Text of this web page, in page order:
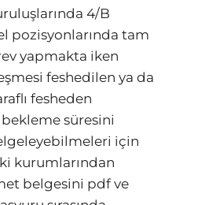
4/B
pozisyonlarında tam
yapmakta iken
feshedilen ya da
fesheden
bekleme süresini
için
kurumlarından
belgesini pdf ve